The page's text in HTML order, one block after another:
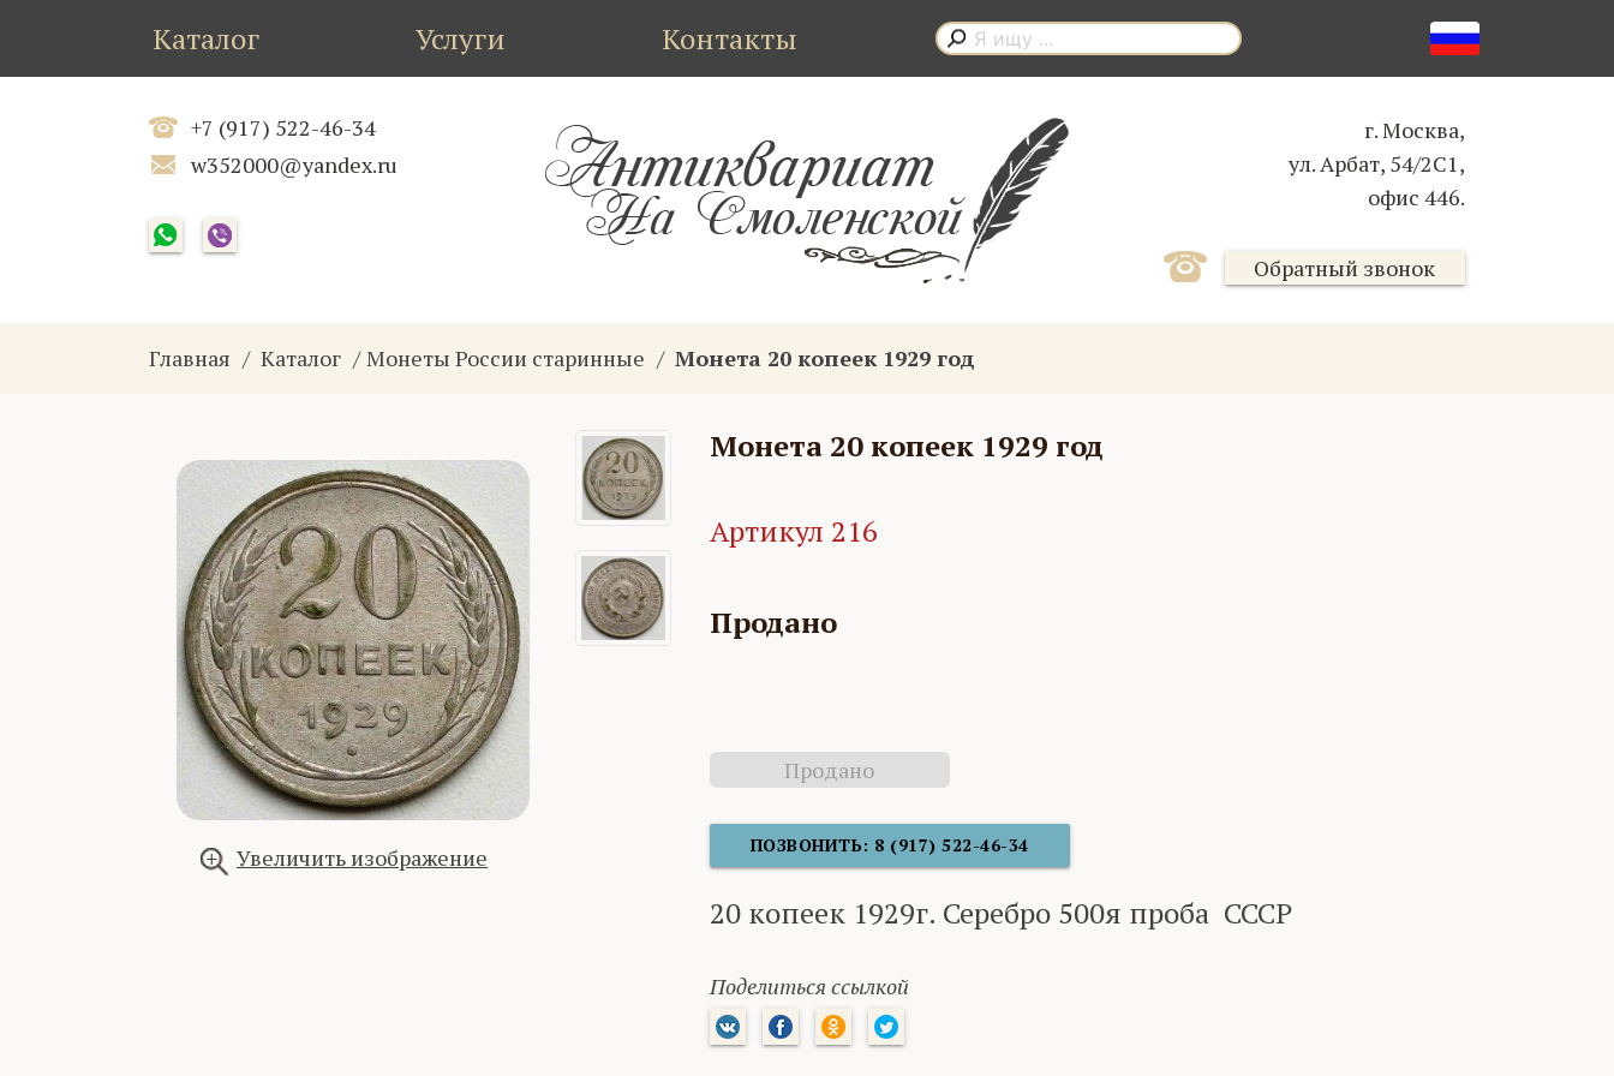
Каталог Услуги Контакты
+7 (917) 522-46-34
w352000@yandex.ru
г. Москва,
ул. Арбат, 54/2С1,
офис 446.
Обратный звонок
Главная Каталог Монеты России старинные Монета 20 копеек 1929 год
Увеличить изображение
Монета 20 копеек 1929 год
Артикул 216
Продано
Продано
ПОЗВОНИТЬ: 8 (917) 522-46-34
20 копеек 1929г. Серебро 500я проба СССР
Поделиться ссылкой